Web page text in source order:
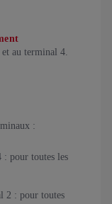
au terminal 4.
:
pour toutes les
2 : pour toutes